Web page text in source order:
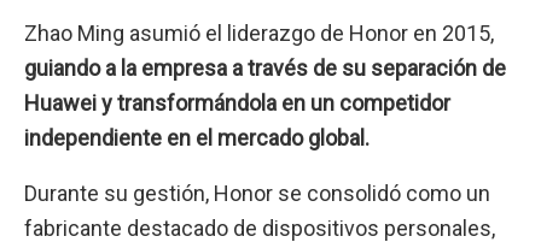
Zhao Ming asumió el liderazgo de Honor en 2015,
guiando a la empresa a través de su separación de
Huawei y transformándola en un competidor
independiente en el mercado global.
Durante su gestión, Honor se consolidó como un
fabricante destacado de dispositivos personales,